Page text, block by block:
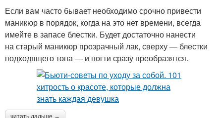
Если вам часто бывает необходимо срочно привести
маникюр в порядок, когда на это нет времени, всегда
имейте в запасе блестки. Будет достаточно нанести
на старый маникюр прозрачный лак, сверху — блестки
подходящего тона — и ногти сразу преобразятся.
читать дальше →